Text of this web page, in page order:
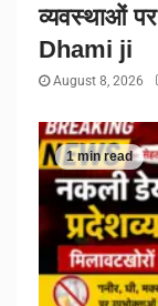
व्यवस्थाओं
Dhami ji
August 8, 2026
1 min read